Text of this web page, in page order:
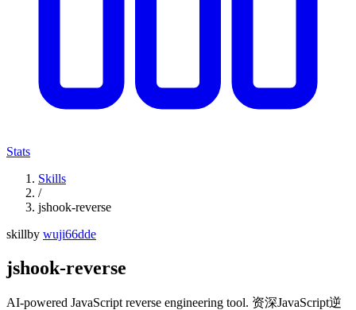
Stats
Skills
/
jshook-reverse
skillby wuji66dde
jshook-reverse
AI-powered JavaScript reverse engineering tool. 资深JavaScript逆